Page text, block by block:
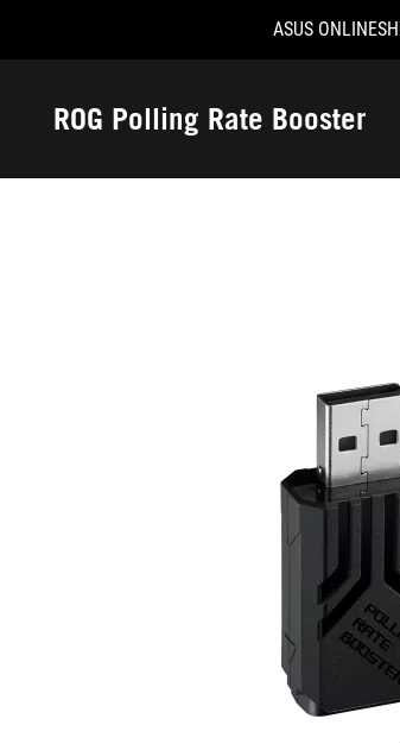
Accessibility links
ASUS
ROG Polling Rate Booster